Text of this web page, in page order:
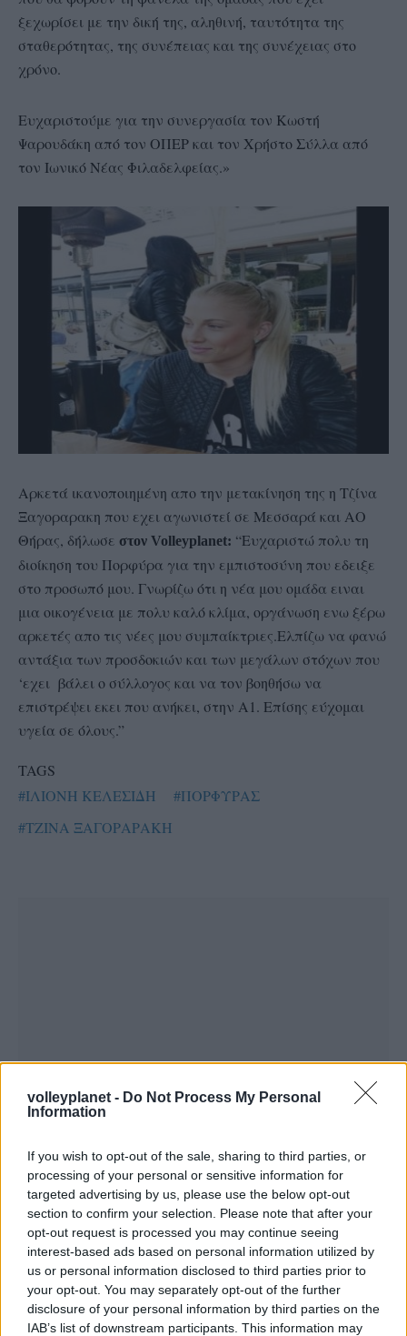
volleyplanet - Do Not Process My Personal
Information
If you wish to opt-out of the sale, sharing to third parties, or
processing of your personal or sensitive information for
targeted advertising by us, please use the below opt-out
section to confirm your selection. Please note that after your
opt-out request is processed you may continue seeing
interest-based ads based on personal information utilized by
us or personal information disclosed to third parties prior to
your opt-out. You may separately opt-out of the further
disclosure of your personal information by third parties on the
IAB’s list of downstream participants. This information may
ξεχωρίσει με την δική της, αληθινή, ταυτότητα της
σταθερότητας, της συνέπειας και της συνέχειας στο
χρόνο.
Ευχαριστούμε για την συνεργασία τον Κωστή
Ψαρουδάκη από τον ΟΠΕΡ και τον Χρήστο Σύλλα από
τον Ιωνικό Νέας Φιλαδελφείας.»
Αρκετά ικανοποιημένη απο την μετακίνηση της η Τζίνα
Ξαγοραρακη που εχει αγωνιστεί σε Μεσσαρά και ΑΟ
Θήρας, δήλωσε στον Volleyplanet: “Ευχαριστώ πολυ τη
διοίκηση του Πορφύρα για την εμπιστοσύνη που εδειξε
στο προσωπό μου. Γνωρίζω ότι η νέα μου ομάδα ειναι
μια οικογένεια με πολυ καλό κλίμα, οργάνωση ενω ξέρω
αρκετές απο τις νέες μου συμπαίκτριες.Ελπίζω να φανώ
αντάξια των προσδοκιών και των μεγάλων στόχων που
‘εχει βάλει ο σύλλογος και να τον βοηθήσω να
επιστρέψει εκει που ανήκει, στην Α1. Επίσης εύχομαι
υγεία σε όλους.”
TAGS
#ΙΛΙΟΝΗ ΚΕΛΕΣΙΔΗ
#ΠΟΡΦΥΡΑΣ
#ΤΖΙΝΑ ΞΑΓΟΡΑΡΑΚΗ